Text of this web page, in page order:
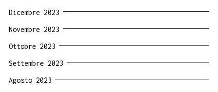
Dicembre 2023
Novembre 2023
Ottobre 2023
Settembre 2023
Agosto 2023